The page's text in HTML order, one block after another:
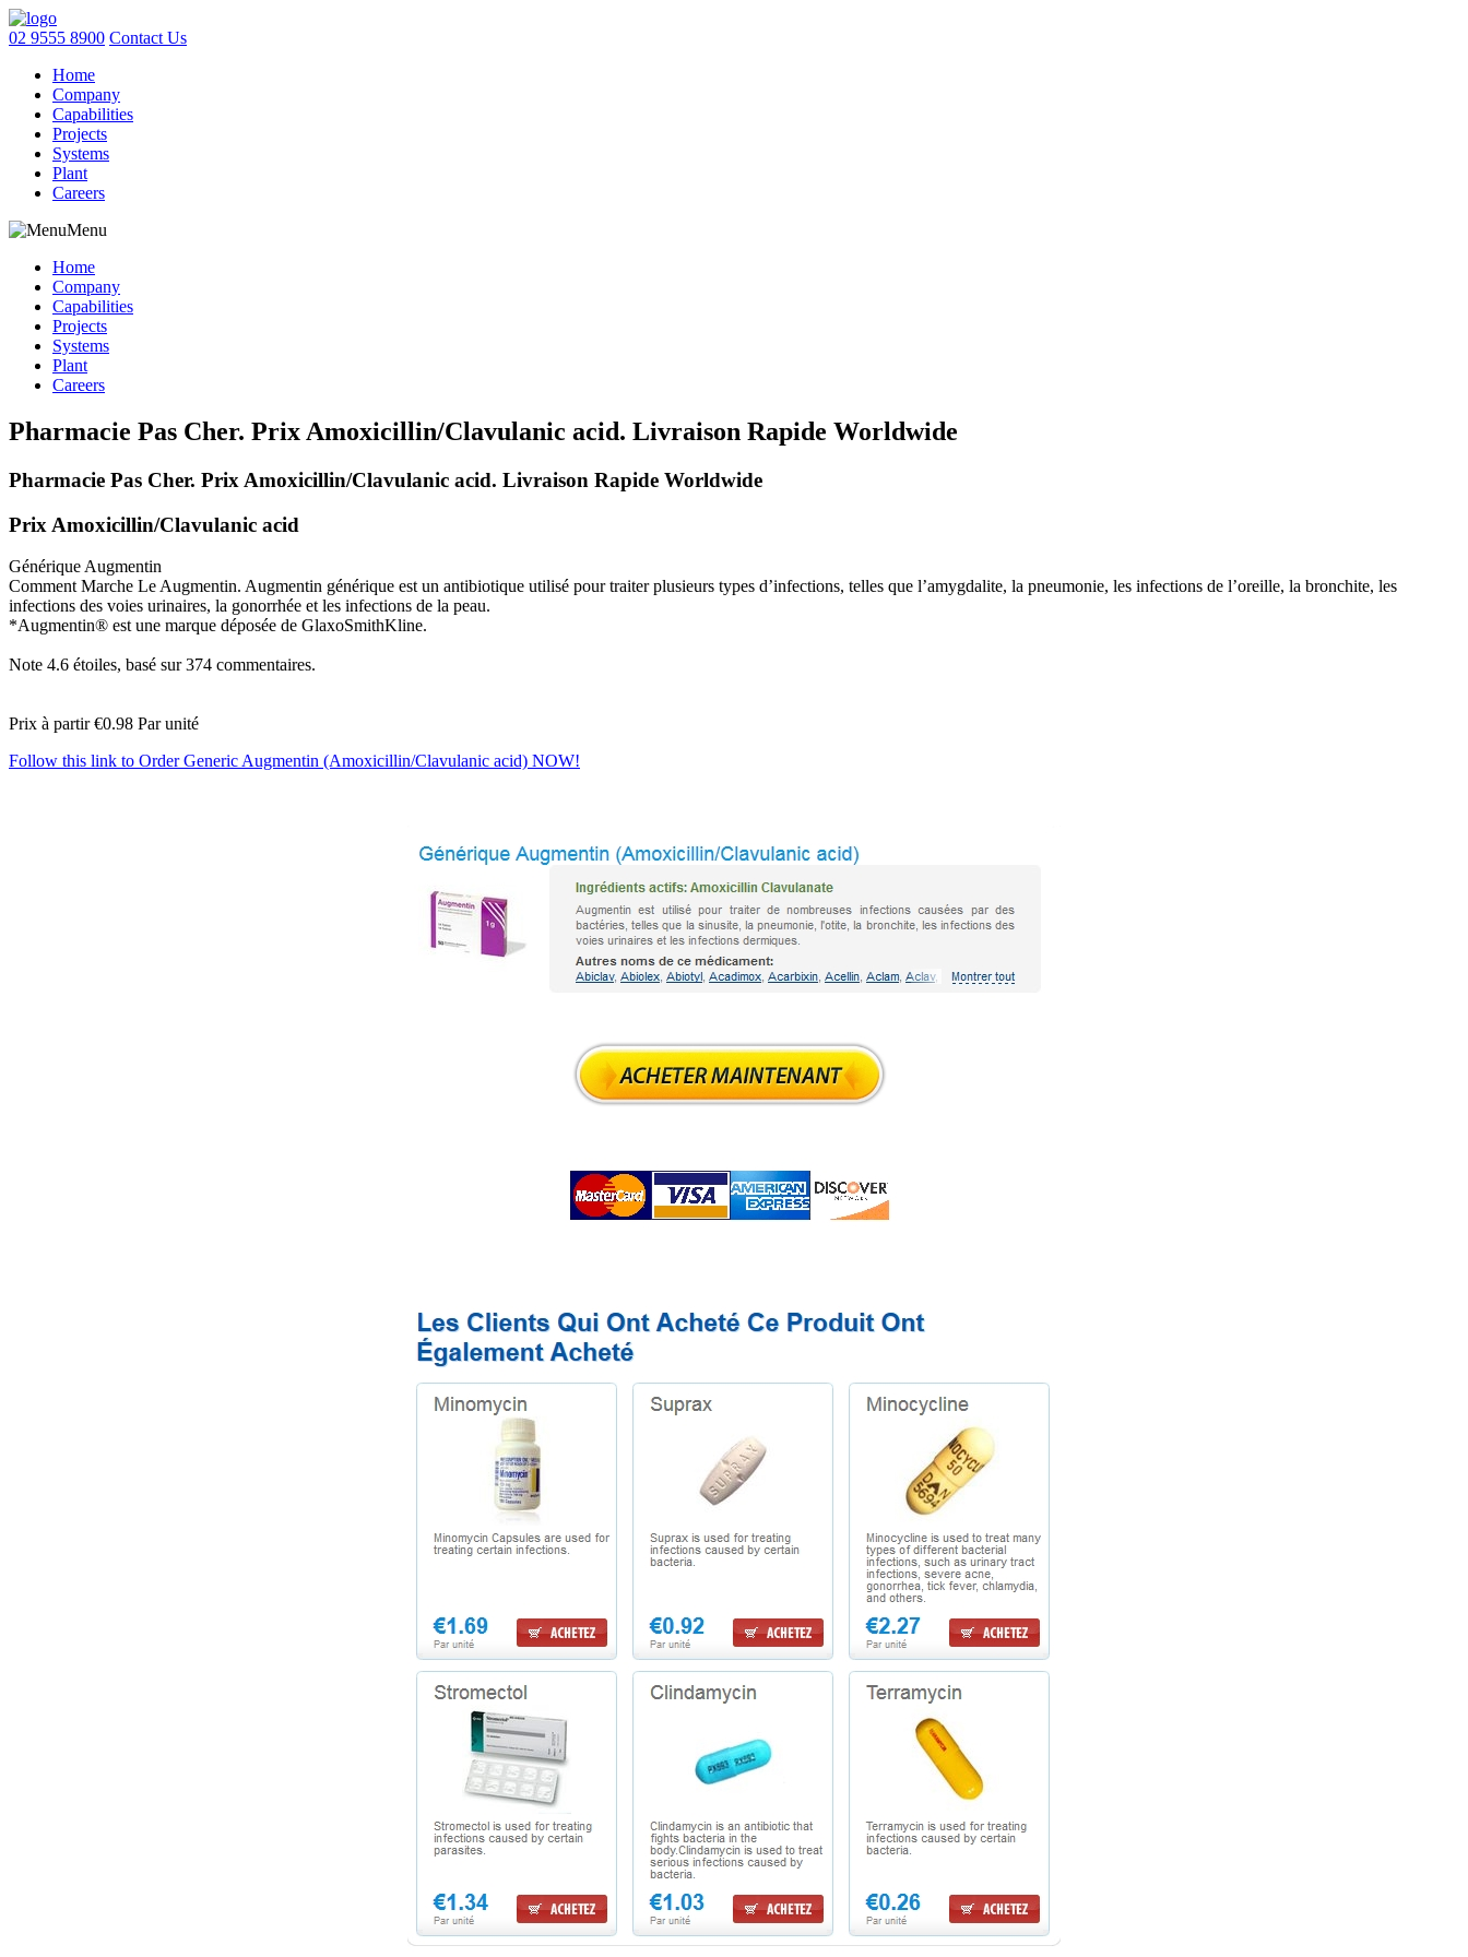
02 9555 8900 Contact Us
Home
Company
Capabilities
Projects
Systems
Plant
Careers
Menu
Home
Company
Capabilities
Projects
Systems
Plant
Careers
Pharmacie Pas Cher. Prix Amoxicillin/Clavulanic acid. Livraison Rapide Worldwide
Pharmacie Pas Cher. Prix Amoxicillin/Clavulanic acid. Livraison Rapide Worldwide
Prix Amoxicillin/Clavulanic acid
Générique Augmentin
Comment Marche Le Augmentin. Augmentin générique est un antibiotique utilisé pour traiter plusieurs types d’infections, telles que l’amygdalite, la pneumonie, les infections de l’oreille, la bronchite, les
infections des voies urinaires, la gonorrhée et les infections de la peau.
*Augmentin® est une marque déposée de GlaxoSmithKline.
Note 4.6 étoiles, basé sur374 commentaires.
Prix à partir€0.98 Par unité
Follow this link to Order Generic Augmentin (Amoxicillin/Clavulanic acid) NOW!